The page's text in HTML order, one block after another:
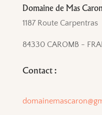
Domaine de Mas Caron
1187 Route Carpentras
84330 CAROMB -
Contact :